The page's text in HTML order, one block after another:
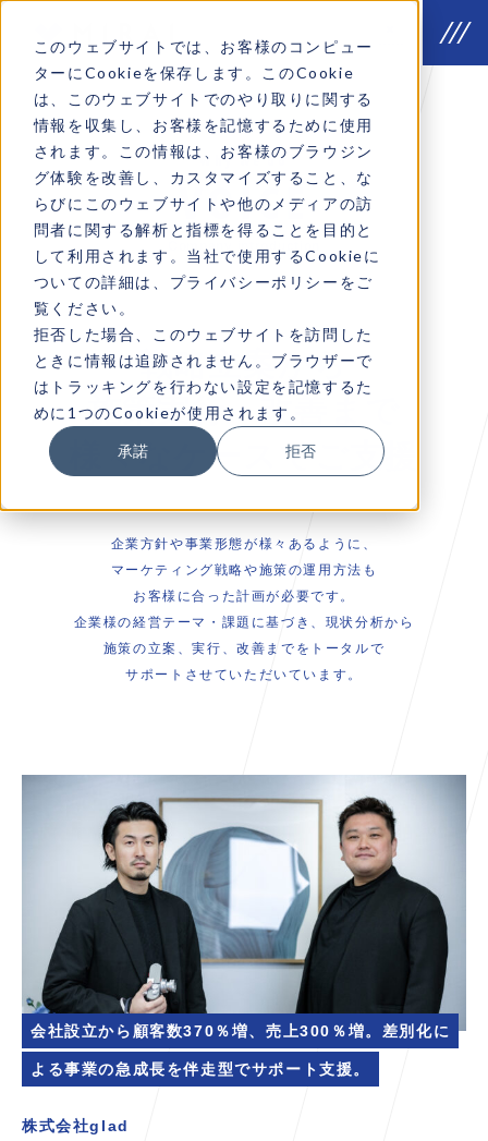
このウェブサイトでは、お客様のコンピュー
ターにCookieを保存します。このCookie
は、このウェブサイトでのやり取りに関する
情報を収集し、お客様を記憶するために使用
されます。この情報は、お客様のブラウジン
グ体験を改善し、カスタマイズすること、な
らびにこのウェブサイトや他のメディアの訪
問者に関する解析と指標を得ることを目的と
して利用されます。当社で使用するCookieに
ついての詳細は、プライバシーポリシーをご
覧ください。
拒否した場合、このウェブサイトを訪問した
ときに情報は追跡されません。ブラウザーで
はトラッキングを行わない設定を記憶するた
めに1つのCookieが使用されます。
承諾 拒否
Why we do
VOICE
Company introduction
戦略立案から
施策実行・改善まで
様々なケースでご支援
企業方針や事業形態が様々あるように、
マーケティング戦略や施策の運用方法も
お客様に合った計画が必要です。
企業様の経営テーマ・課題に基づき、現状分析から
施策の立案、実行、改善までをトータルで
サポートさせていただいています。
会社設立から顧客数370％増、売上300％増。差別化に
よる事業の急成長を伴走型でサポート支援。
株式会社glad